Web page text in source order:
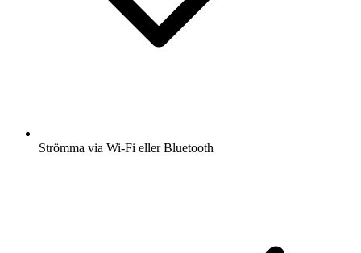
Strömma via Wi-Fi eller Bluetooth